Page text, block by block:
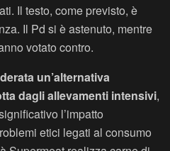
Il testo, come previsto, è
Il Pd si è astenuto, mentre
votato contro.
un’alternativa
dagli allevamenti intensivi,
l’impatto
etici legati al consumo